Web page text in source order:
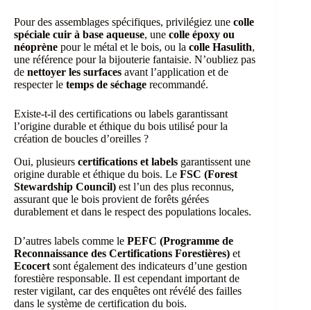
Pour des assemblages spécifiques, privilégiez une colle
spéciale cuir à base aqueuse, une colle époxy ou
néoprène pour le métal et le bois, ou la colle Hasulith,
une référence pour la bijouterie fantaisie. N’oubliez pas
de nettoyer les surfaces avant l’application et de
respecter le temps de séchage recommandé.
Existe-t-il des certifications ou labels garantissant
l’origine durable et éthique du bois utilisé pour la
création de boucles d’oreilles ?
Oui, plusieurs certifications et labels garantissent une
origine durable et éthique du bois. Le FSC (Forest
Stewardship Council) est l’un des plus reconnus,
assurant que le bois provient de forêts gérées
durablement et dans le respect des populations locales.
D’autres labels comme le PEFC (Programme de
Reconnaissance des Certifications Forestières) et
Ecocert sont également des indicateurs d’une gestion
forestière responsable. Il est cependant important de
rester vigilant, car des enquêtes ont révélé des failles
dans le système de certification du bois.